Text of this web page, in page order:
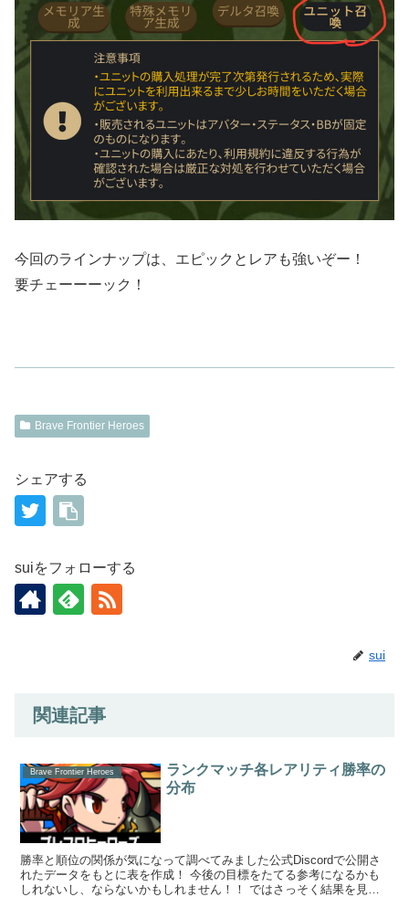
今回のラインナップは、エピックとレアも強いぞー！
要チェーーーック！
Brave Frontier Heroes
シェアする
suiをフォローする
sui
関連記事
Brave Frontier Heroes
ランクマッチ各レアリティ勝率の
分布
勝率と順位の関係が気になって調べてみました公式Discordで公開さ
れたデータをもとに表を作成！ 今後の目標をたてる参考になるかも
しれないし、ならないかもしれません！！ ではさっそく結果を見て